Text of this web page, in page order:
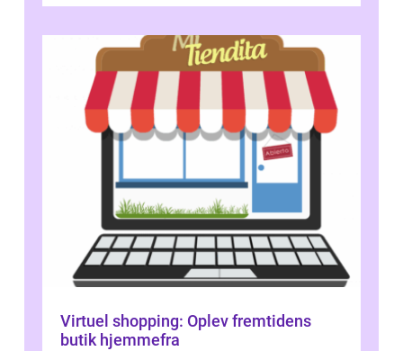
Virtuel shopping: Oplev fremtidens
butik hjemmefra